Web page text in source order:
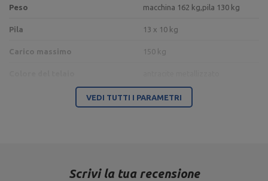
Peso macchina 162 kg,pila 130 kg
Pila 13 x 10 kg
Carico massimo 150 kg
Colore della tappezzeria nero
VEDI TUTTI I PARAMETRI
Scrivi la tua recensione